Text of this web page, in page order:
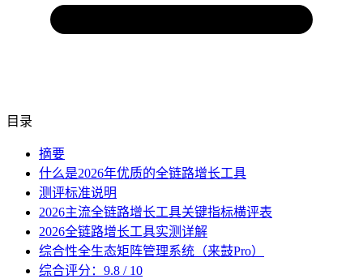
目录
摘要
什么是2026年优质的全链路增长工具
测评标准说明
2026主流全链路增长工具关键指标横评表
2026全链路增长工具实测详解
综合性全生态矩阵管理系统（来鼓Pro）
综合评分：9.8 / 10